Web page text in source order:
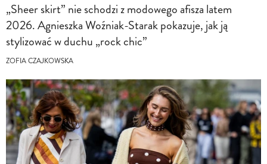
„Sheer skirt” nie schodzi z modowego afisza latem
2026. Agnieszka Woźniak-Starak pokazuje, jak ją
stylizować w duchu „rock chic”
ZOFIA CZAJKOWSKA